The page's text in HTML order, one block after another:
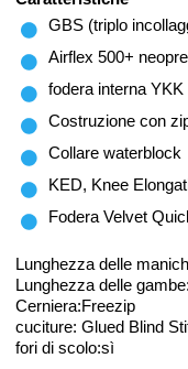
GBS (triplo
Airflex 500+
fodera interna YKK
Costruzione con
Collare waterblock
KED, Knee
Fodera Velvet
Lunghezza delle
Lunghezza delle
Cerniera:Freezip
cuciture: Glued Blind
fori di scolo:sì